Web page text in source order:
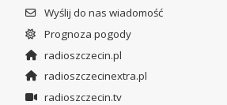
Wyślij do nas wiadomość
Prognoza pogody
radioszczecin.pl
radioszczecinextra.pl
radioszczecin.tv